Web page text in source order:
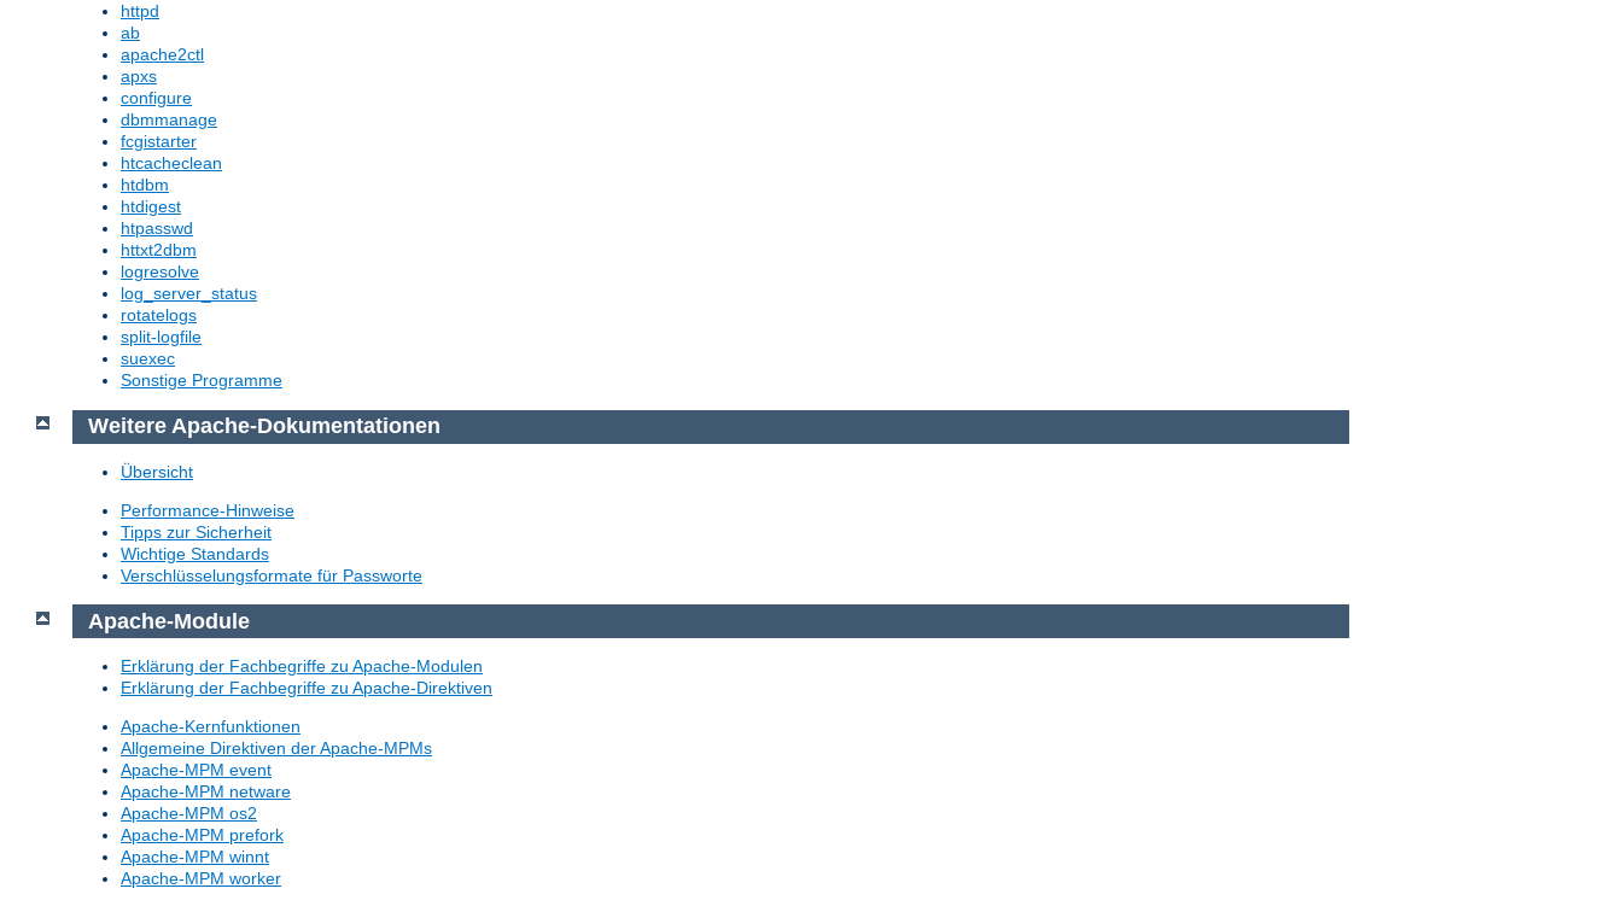
httpd
ab
apache2ctl
apxs
configure
dbmmanage
fcgistarter
htcacheclean
htdbm
htdigest
htpasswd
httxt2dbm
logresolve
log_server_status
rotatelogs
split-logfile
suexec
Sonstige Programme
Weitere Apache-Dokumentationen
Übersicht
Performance-Hinweise
Tipps zur Sicherheit
Wichtige Standards
Verschlüsselungsformate für Passworte
Apache-Module
Erklärung der Fachbegriffe zu Apache-Modulen
Erklärung der Fachbegriffe zu Apache-Direktiven
Apache-Kernfunktionen
Allgemeine Direktiven der Apache-MPMs
Apache-MPM event
Apache-MPM netware
Apache-MPM os2
Apache-MPM prefork
Apache-MPM winnt
Apache-MPM worker